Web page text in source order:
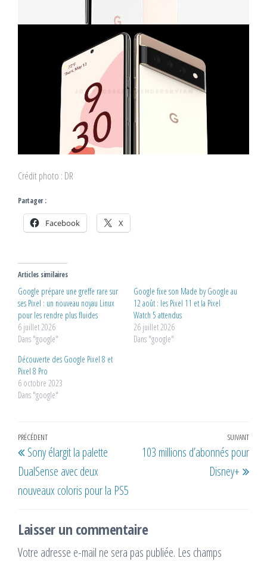
Crédit photo : DR
Partager :
Facebook X
Articles similaires
Google prépare une greffe rare sur
ses Pixel : un nouveau noyau Linux
pour les rendre plus fluides
6 juillet 2026
Dans "google"
Google fixe son Made by Google au
12 août : les Pixel 11 et la Pixel
Watch 5 attendus
26 juillet 2026
Dans "google"
Découverte des Google Pixel 8 et
Pixel 8 Pro
6 octobre 2023
Dans "google"
Navigation
de
l’article
Article
précédent
PRÉCÉDENT
Sony élargit la palette
DualSense avec deux
nouveaux coloris pour la PS5
SUIVANT
103 millions d’abonnés pour
Disney+
Laisser un commentaire
Votre adresse e-mail ne sera pas publiée. Les champs